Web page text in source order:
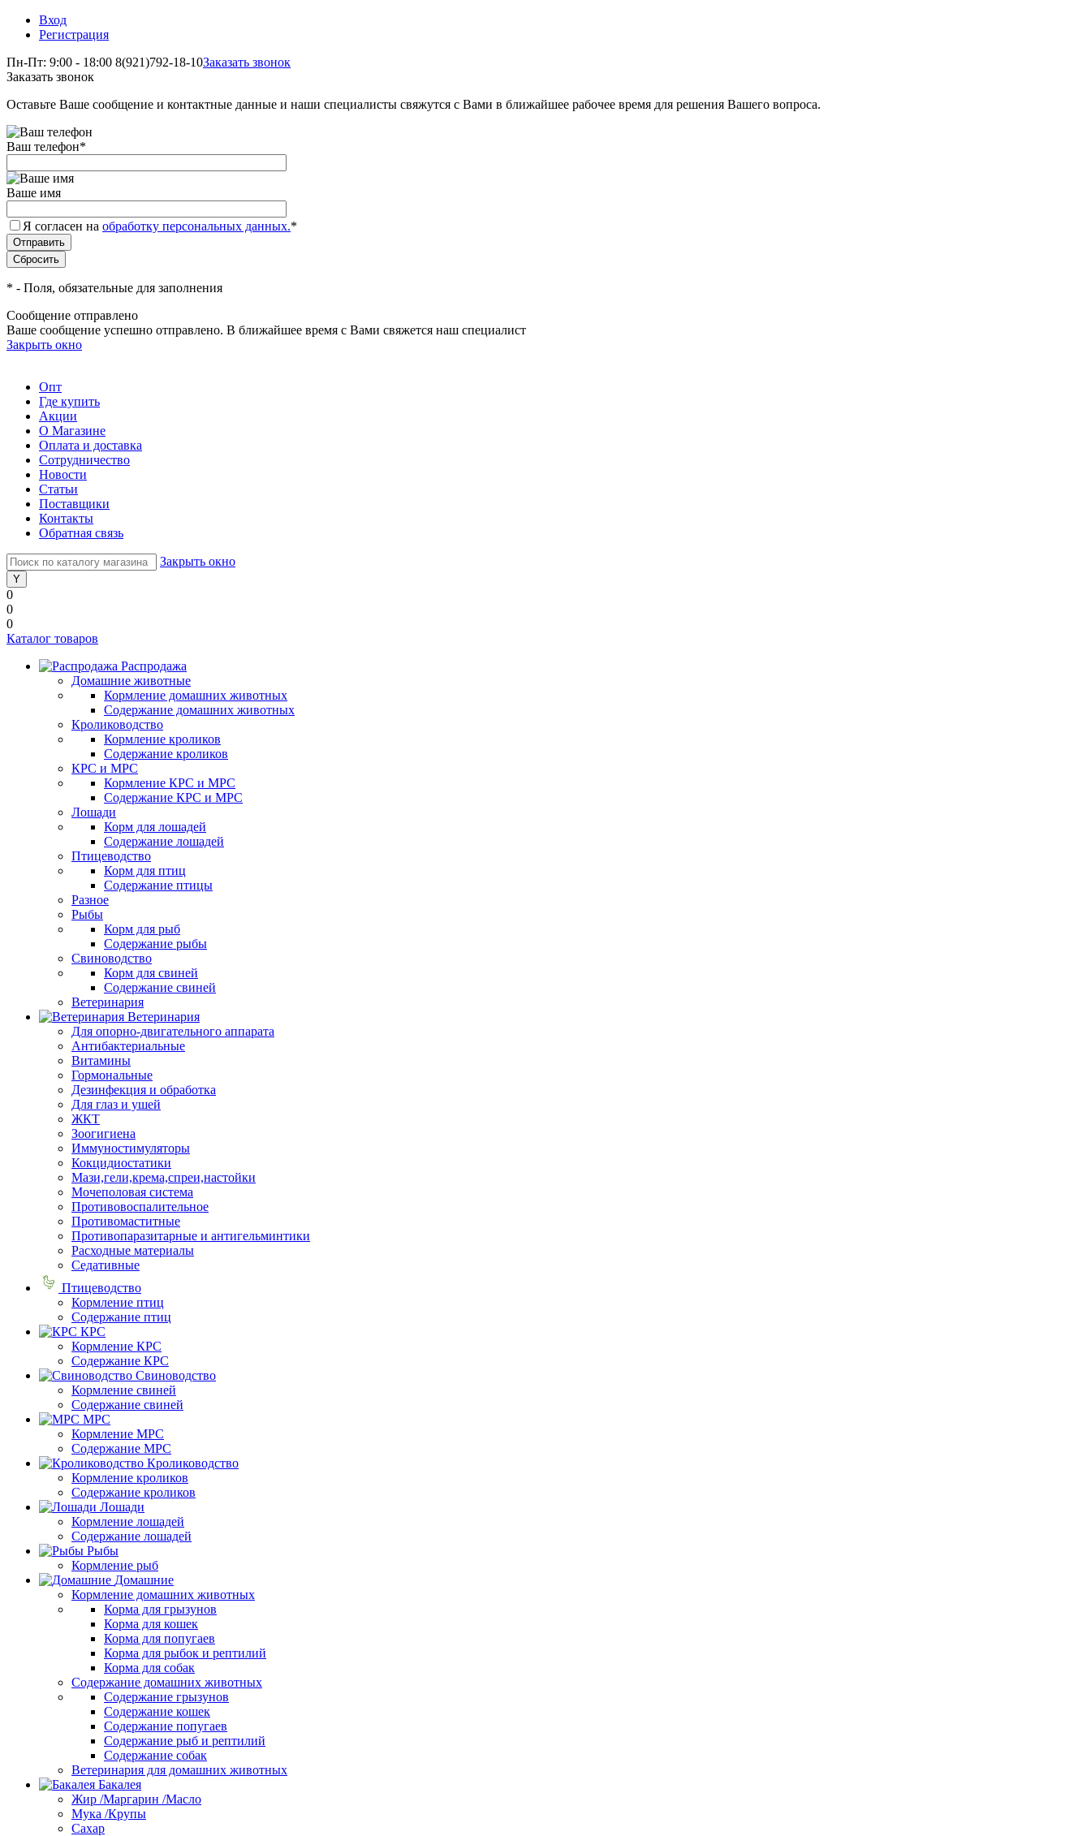
Вход
Регистрация
Пн-Пт: 9:00 - 18:00 8(921)792-18-10Заказать звонок
Заказать звонок
Оставьте Ваше сообщение и контактные данные и наши специалисты свяжутся с Вами в ближайшее рабочее время для решения Вашего вопроса.
Ваш телефон*
Ваше имя
Я согласен на обработку персональных данных.*
* - Поля, обязательные для заполнения
Сообщение отправлено
Ваше сообщение успешно отправлено. В ближайшее время с Вами свяжется наш специалист
Закрыть окно
Опт
Где купить
Акции
О Магазине
Оплата и доставка
Сотрудничество
Новости
Статьи
Поставщики
Контакты
Обратная связь
Закрыть окно
0
0
0
Каталог товаров
Распродажа
Домашние животные
Кормление домашних животных
Содержание домашних животных
Кролиководство
Кормление кроликов
Содержание кроликов
КРС и МРС
Кормление КРС и МРС
Содержание КРС и МРС
Лошади
Корм для лошадей
Содержание лошадей
Птицеводство
Корм для птиц
Содержание птицы
Разное
Рыбы
Корм для рыб
Содержание рыбы
Свиноводство
Корм для свиней
Содержание свиней
Ветеринария
Ветеринария
Для опорно-двигательного аппарата
Антибактериальные
Витамины
Гормональные
Дезинфекция и обработка
Для глаз и ушей
ЖКТ
Зоогигиена
Иммуностимуляторы
Кокцидиостатики
Мази,гели,крема,спреи,настойки
Мочеполовая система
Противовоспалительное
Противомаститные
Противопаразитарные и антигельминтики
Расходные материалы
Седативные
Птицеводство
Кормление птиц
Содержание птиц
КРС
Кормление КРС
Содержание КРС
Свиноводство
Кормление свиней
Содержание свиней
МРС
Кормление МРС
Содержание МРС
Кролиководство
Кормление кроликов
Содержание кроликов
Лошади
Кормление лошадей
Содержание лошадей
Рыбы
Кормление рыб
Домашние
Кормление домашних животных
Корма для грызунов
Корма для кошек
Корма для попугаев
Корма для рыбок и рептилий
Корма для собак
Содержание домашних животных
Содержание грызунов
Содержание кошек
Содержание попугаев
Содержание рыб и рептилий
Содержание собак
Ветеринария для домашних животных
Бакалея
Жир /Маргарин /Масло
Мука /Крупы
Сахар